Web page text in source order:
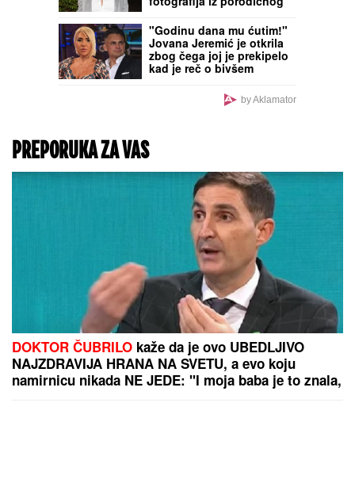
usledilo nakon povratka
iz porodilišta!
"Godinu dana mu ćutim!"
Jovana Jeremić je otkrila
zbog čega joj je prekipelo
kad je reč o bivšem
by Aklamator
PREPORUKA ZA VAS
DOKTOR ČUBRILO kaže da je ovo UBEDLJIVO
NAJZDRAVIJA HRANA NA SVETU, a evo koju
namirnicu nikada NE JEDE: "I moja baba je to znala,